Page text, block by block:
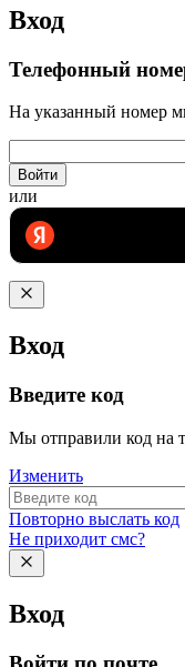
Вход
Телефонный
На указанный номер
Войти
или
Вход
Введите код
Мы отправили код на
Изменить
Повторно выслать код
Не приходит смс?
Вход